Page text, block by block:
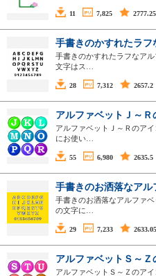
11 7,825 2777.25
手書きのかすれたラ
手書きのかすれたラフなア
文字はス…
28 7,312 2657.2
アルファベットＪ～
アルファベットＪ～Ｒのア
にお使い…
55 6,980 2635.5
手書きのお洒落なア
手書きのお洒落なアルファ
の文字に…
29 7,233 2633.05
アルファベットＳ～
アルファベットＳ～Ｚのア